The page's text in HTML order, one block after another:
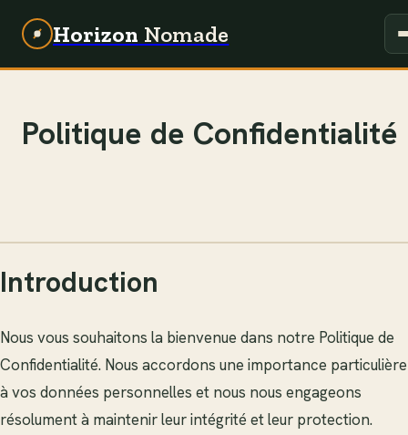
Horizon Nomade
Politique de Confidentialité
Introduction
Nous vous souhaitons la bienvenue dans notre Politique de
Confidentialité. Nous accordons une importance particulière
à vos données personnelles et nous nous engageons
résolument à maintenir leur intégrité et leur protection.